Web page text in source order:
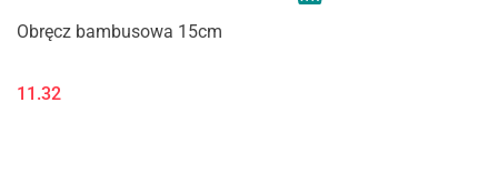
Obręcz bambusowa 15cm
11.32